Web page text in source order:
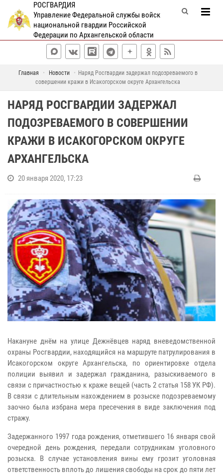
РОСГВАРДИЯ
Управление Федеральной службы войск
национальной гвардии Российской
Федерации по Архангельской области
Главная Новости
Наряд Росгвардии задержал подозреваемого в
совершении кражи в Исакогорском округе Архангельска
НАРЯД РОСГВАРДИИ ЗАДЕРЖАЛ
ПОДОЗРЕВАЕМОГО В СОВЕРШЕНИИ
КРАЖИ В ИСАКОГОРСКОМ ОКРУГЕ
АРХАНГЕЛЬСКА
20 января 2020, 17:23
Накануне днём на улице Дежнёвцев наряд вневедомственной
охраны Росгвардии, находящийся на маршруте патрулирования в
Исакогорском округе Архангельска, по ориентировке отдела
полиции выявил и задержал гражданина, разыскиваемого в
связи с причастностью к краже вещей (часть 2 статья 158 УК РФ).
В связи с длительным нахождением в розыске подозреваемому
заочно была избрана мера пресечения в виде заключения под
стражу.
Задержанного 1997 года рождения, отметившего 16 января свой
очередной день рождения, передали сотрудникам уголовного
розыска. В случае установления вины ему грозит уголовная
ответственность вплоть до лишения свободы на срок до пяти лет